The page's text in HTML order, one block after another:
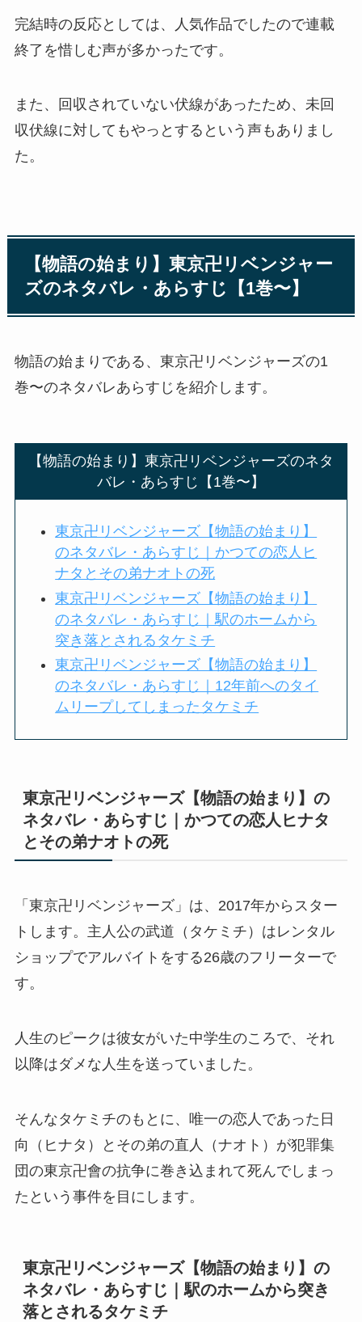
完結時の反応としては、人気作品でしたので連載
終了を惜しむ声が多かったです。
また、回収されていない伏線があったため、未回
収伏線に対してもやっとするという声もありまし
た。
【物語の始まり】東京卍リベンジャー
ズのネタバレ・あらすじ【1巻〜】
物語の始まりである、東京卍リベンジャーズの1
巻〜のネタバレあらすじを紹介します。
【物語の始まり】東京卍リベンジャーズのネタ
バレ・あらすじ【1巻〜】
東京卍リベンジャーズ【物語の始まり】
のネタバレ・あらすじ｜かつての恋人ヒ
ナタとその弟ナオトの死
東京卍リベンジャーズ【物語の始まり】
のネタバレ・あらすじ｜駅のホームから
突き落とされるタケミチ
東京卍リベンジャーズ【物語の始まり】
のネタバレ・あらすじ｜12年前へのタイ
ムリープしてしまったタケミチ
東京卍リベンジャーズ【物語の始まり】の
ネタバレ・あらすじ｜かつての恋人ヒナタ
とその弟ナオトの死
「東京卍リベンジャーズ」は、2017年からスター
トします。主人公の武道（タケミチ）はレンタル
ショップでアルバイトをする26歳のフリーターで
す。
人生のピークは彼女がいた中学生のころで、それ
以降はダメな人生を送っていました。
そんなタケミチのもとに、唯一の恋人であった日
向（ヒナタ）とその弟の直人（ナオト）が犯罪集
団の東京卍會の抗争に巻き込まれて死んでしまっ
たという事件を目にします。
東京卍リベンジャーズ【物語の始まり】の
ネタバレ・あらすじ｜駅のホームから突き
落とされるタケミチ